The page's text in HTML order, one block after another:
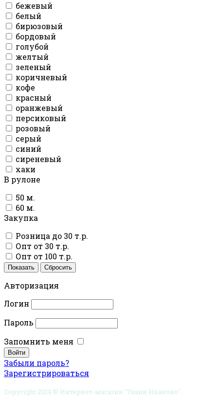
бежевый
белый
бирюзовый
бордовый
голубой
желтый
зеленый
коричневый
кофе
красный
оранжевый
персиковый
розовый
серый
синий
сиреневый
хаки
В рулоне
50 м.
60 м.
Закупка
Розница до 30 т.р.
Опт от 30 т.р.
Опт от 100 т.р.
Показать Сбросить
Авторизация
Логин
Пароль
Запомнить меня
Забыли пароль?
Зарегистрироваться
Copyright 2019 © Интернет-магазин "Ткани Иваново".